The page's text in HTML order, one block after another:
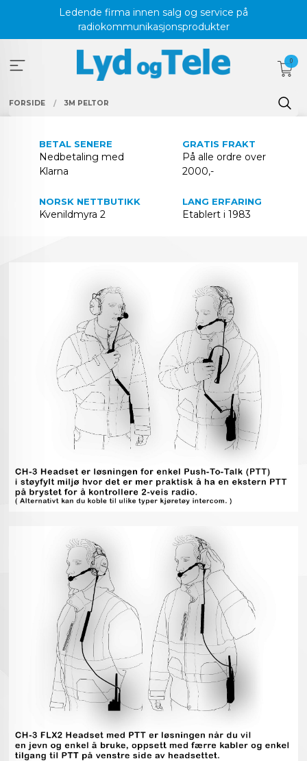
Ledende firma innen salg og service på
radiokommunikasjonsprodukter
0
FORSIDE 3M PELTOR
BETAL SENERE
Nedbetaling med
Klarna
GRATIS FRAKT
På alle ordre over
2000,-
NORSK NETTBUTIKK
Kvenildmyra 2
LANG ERFARING
Etablert i 1983